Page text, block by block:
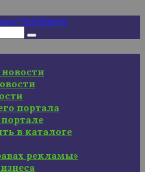
портала
в каталоге
рекламы»